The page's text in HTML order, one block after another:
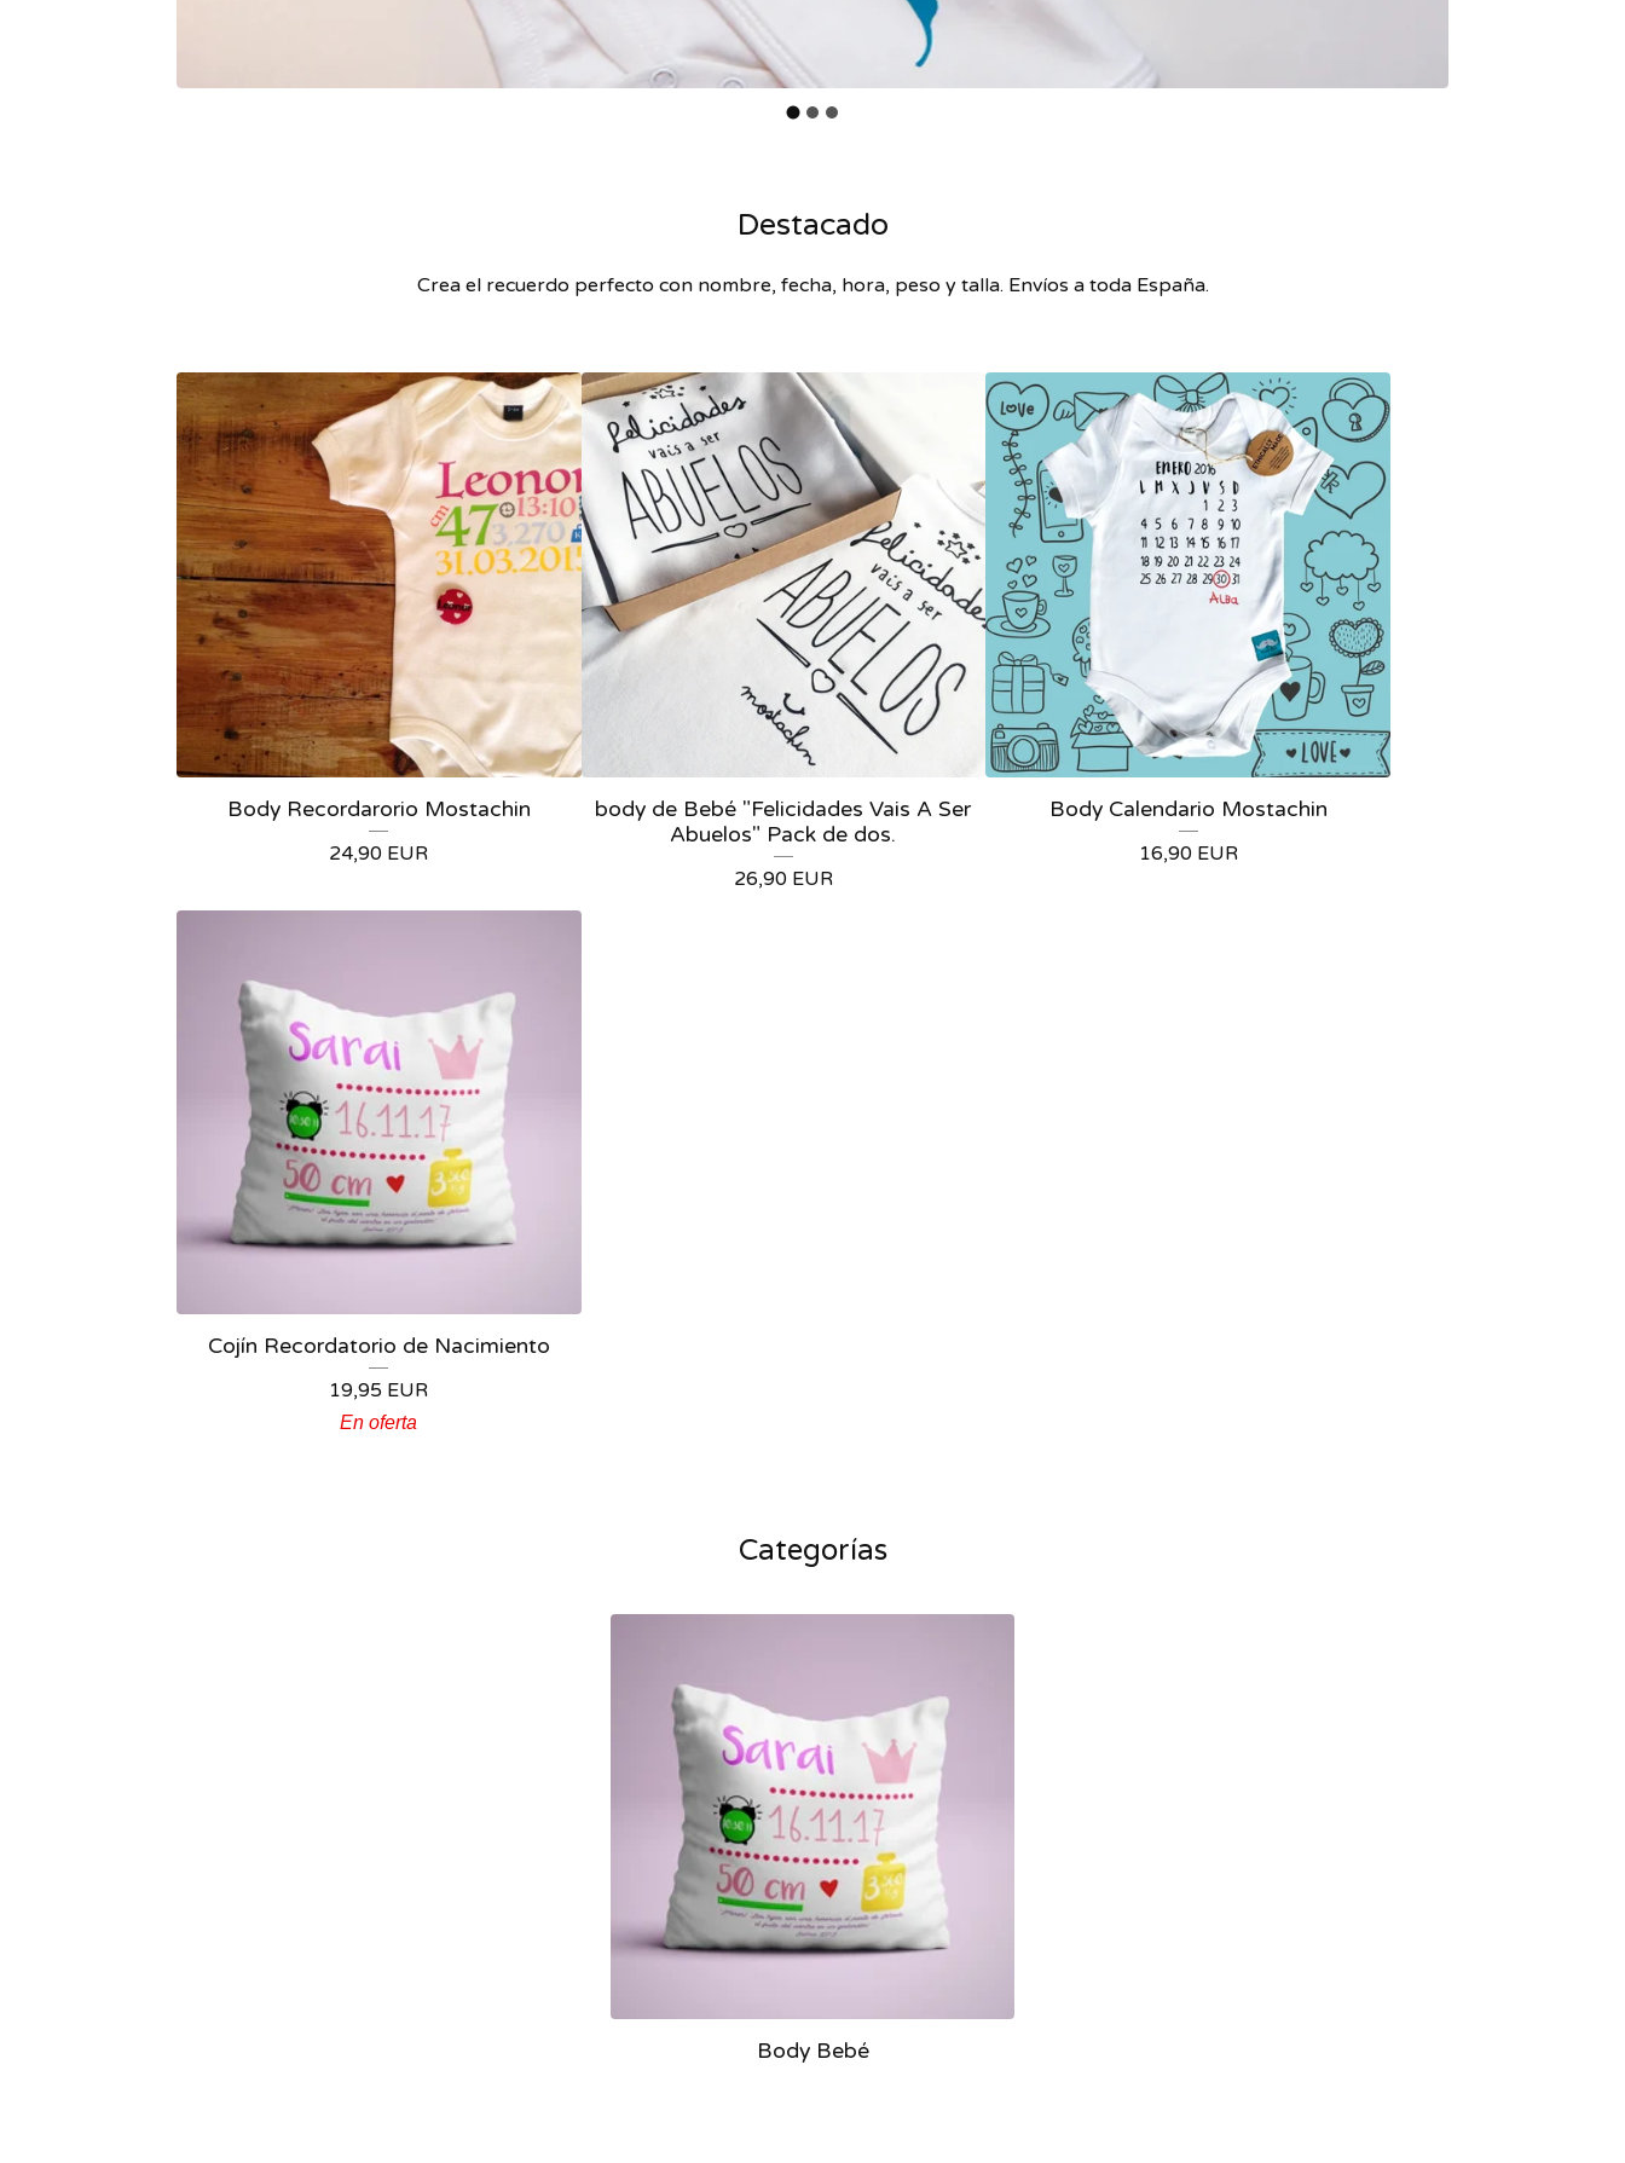
Destacado
Crea el recuerdo perfecto con nombre, fecha, hora, peso y talla. Envíos a toda España.
Body Recordarorio Mostachin
24,90 EUR
body de Bebé "Felicidades Vais A Ser
Abuelos" Pack de dos.
26,90 EUR
Body Calendario Mostachin
16,90 EUR
Cojín Recordatorio de Nacimiento
19,95 EUR
En oferta
Categorías
Body Bebé